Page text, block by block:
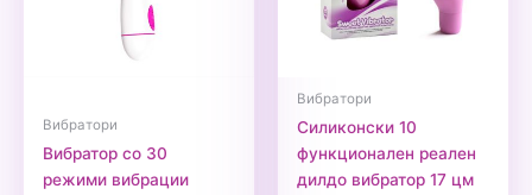
Вибратори
Вибратор со 30
режими вибрации
Вибратори
Силиконски 10
функционален реален
дилдо вибратор 17 цм